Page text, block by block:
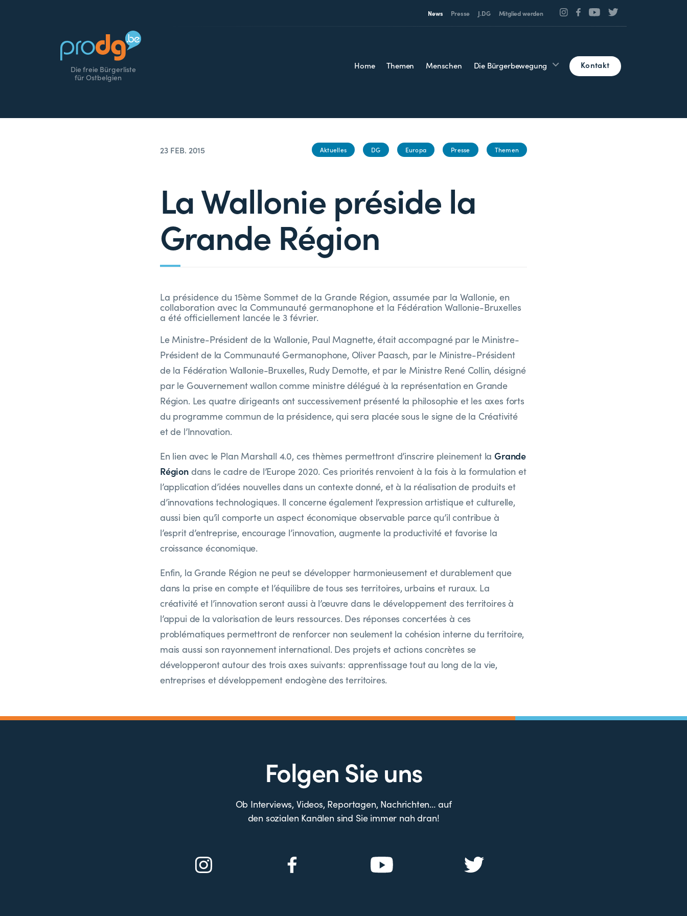
News Presse J.DG Mitglied werden
Die freie Bürgerliste
für Ostbelgien
Home Themen Menschen Die Bürgerbewegung Kontakt
23 FEB. 2015 Aktuelles DG Europa Presse Themen
La Wallonie préside la
Grande Région
La présidence du 15ème Sommet de la Grande Région, assumée par la Wallonie, en
collaboration avec la Communauté germanophone et la Fédération Wallonie-Bruxelles
a été officiellement lancée le 3 février.
Le Ministre-Président de la Wallonie, Paul Magnette, était accompagné par le Ministre-
Président de la Communauté Germanophone, Oliver Paasch, par le Ministre-Président
de la Fédération Wallonie-Bruxelles, Rudy Demotte, et par le Ministre René Collin, désigné
par le Gouvernement wallon comme ministre délégué à la représentation en Grande
Région. Les quatre dirigeants ont successivement présenté la philosophie et les axes forts
du programme commun de la présidence, qui sera placée sous le signe de la Créativité
et de l’Innovation.
En lien avec le Plan Marshall 4.0, ces thèmes permettront d’inscrire pleinement laGrande
Régiondans le cadre de l’Europe 2020. Ces priorités renvoient à la fois à la formulation et
l’application d’idées nouvelles dans un contexte donné, et à la réalisation de produits et
d’innovations technologiques. Il concerne également l’expression artistique et culturelle,
aussi bien qu’il comporte un aspect économique observable parce qu’il contribue à
l’esprit d’entreprise, encourage l’innovation, augmente la productivité et favorise la
croissance économique.
Enfin, la Grande Région ne peut se développer harmonieusement et durablement que
dans la prise en compte et l’équilibre de tous ses territoires, urbains et ruraux. La
créativité et l’innovation seront aussi à l’œuvre dans le développement des territoires à
l’appui de la valorisation de leurs ressources. Des réponses concertées à ces
problématiques permettront de renforcer non seulement la cohésion interne du territoire,
mais aussi son rayonnement international. Des projets et actions concrètes se
développeront autour des trois axes suivants: apprentissage tout au long de la vie,
entreprises et développement endogène des territoires.
Folgen Sie uns
Ob Interviews, Videos, Reportagen, Nachrichten… auf
den sozialen Kanälen sind Sie immer nah dran!